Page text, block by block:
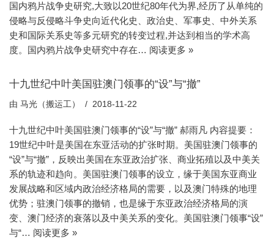
国内鸦片战争史研究,大致以20世纪80年代为界,经历了从单纯的
侵略与反侵略斗争史向近代化史、政治史、军事史、中外关系
史和国际关系史等多元研究的转变过程,并达到相当的学术高
度。国内鸦片战争史研究中存在… 阅读更多 »
十九世纪中叶美国驻澳门领事的“设”与“撤”
由 马光（搬运工） 2018-11-22
十九世纪中叶美国驻澳门领事的“设”与“撤” 郝雨凡 内容提要：
19世纪中叶是美国在东亚活动的扩张时期。美国驻澳门领事的
“设”与“撤”，反映出美国在东亚政治扩张、商业拓殖以及中美关
系的轨迹和趋向。美国驻澳门领事的设立，缘于美国东亚商业
发展战略和区域内政治经济格局的需要，以及澳门特殊的地理
优势；驻澳门领事的撤销，也是缘于东亚政治经济格局的演
变、澳门经济的衰落以及中美关系的变化。美国驻澳门领事“设”
与“… 阅读更多 »